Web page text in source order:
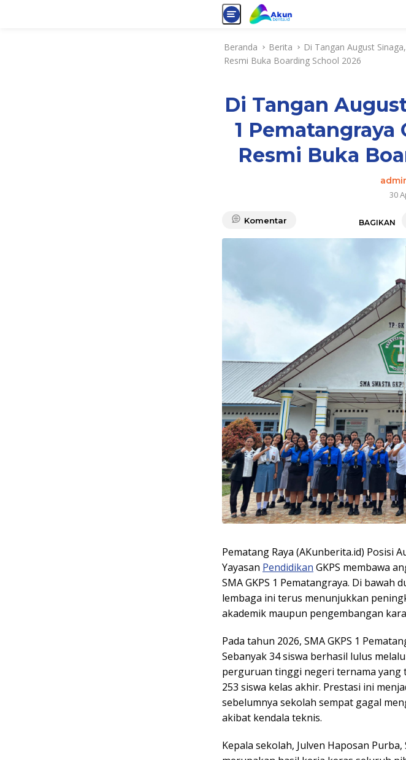
Beranda Berita
Di Tangan August
Resmi Buka Boarding School 2026
Di Tangan
1 Pematangraya
Resmi Buka
30
Komentar BAGIKAN
Pematang Raya (AKunberita.id) Posisi
Yayasan Pendidikan GKPS membawa
SMA GKPS 1 Pematangraya. Di bawah
lembaga ini terus menunjukkan
akademik maupun pengembangan
Pada tahun 2026, SMA GKPS 1
Sebanyak 34 siswa berhasil lulus
perguruan tinggi negeri ternama yang
253 siswa kelas akhir. Prestasi ini
sebelumnya sekolah sempat gagal
akibat kendala teknis.
Kepala sekolah, Julven Haposan